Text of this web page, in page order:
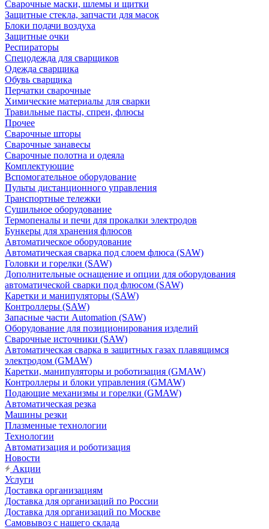
Сварочные маски, шлемы и щитки
Защитные стекла, запчасти для масок
Блоки подачи воздуха
Защитные очки
Респираторы
Спецодежда для сварщиков
Одежда сварщика
Обувь сварщика
Перчатки сварочные
Химические материалы для сварки
Травильные пасты, спреи, флюсы
Прочее
Сварочные шторы
Сварочные занавесы
Сварочные полотна и одеяла
Комплектующие
Вспомогательное оборудование
Пульты дистанционного управления
Транспортные тележки
Сушильное оборудование
Термопеналы и печи для прокалки электродов
Бункеры для хранения флюсов
Автоматическое оборудование
Автоматическая сварка под слоем флюса (SAW)
Головки и горелки (SAW)
Дополнительные оснащение и опции для оборудования
автоматической сварки под флюсом (SAW)
Каретки и манипуляторы (SAW)
Контроллеры (SAW)
Запасные части Automation (SAW)
Оборудование для позиционирования изделий
Сварочные источники (SAW)
Автоматическая сварка в защитных газах плавящимся
электродом (GMAW)
Каретки, манипуляторы и роботизация (GMAW)
Контроллеры и блоки управления (GMAW)
Подающие механизмы и горелки (GMAW)
Автоматическая резка
Машины резки
Плазменные технологии
Технологии
Автоматизация и роботизация
Новости
Акции
Услуги
Доставка организациям
Доставка для организаций по России
Доставка для организаций по Москве
Самовывоз с нашего склада